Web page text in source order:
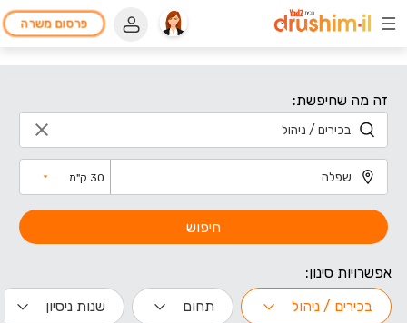
פרסום משרה
זה מה שחיפשת:
30 ק"מ
חיפוש
אפשרויות סינון:
בכירים / ניהול
תחום שנות ניסיון